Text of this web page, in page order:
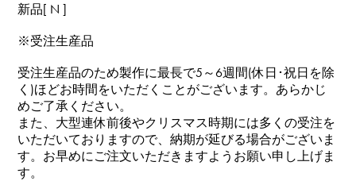
新品[ N ]
※受注生産品
受注生産品のため製作に最長で5～6週間(休日･祝日を除
く)ほどお時間をいただくことがございます。あらかじ
めご了承ください。
また、大型連休前後やクリスマス時期には多くの受注を
いただいておりますので、納期が延びる場合がございま
す。お早めにご注文いただきますようお願い申し上げま
す。